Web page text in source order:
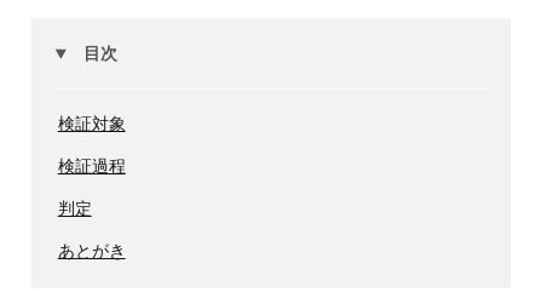
目次
検証対象
検証過程
判定
あとがき